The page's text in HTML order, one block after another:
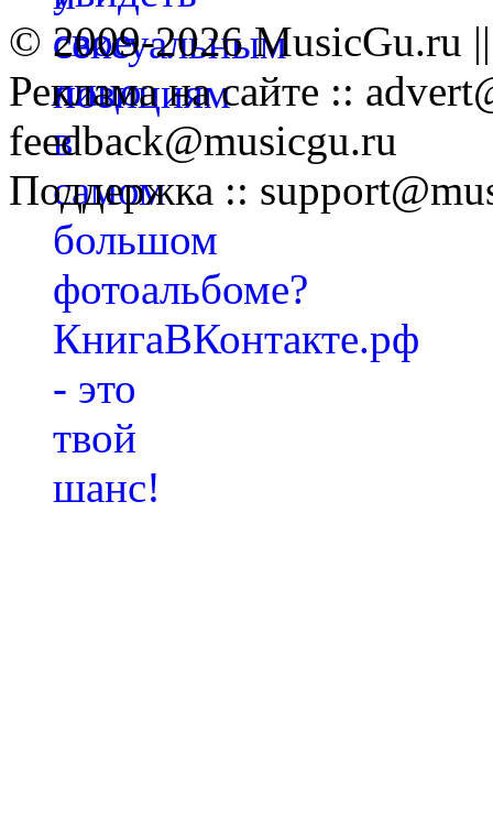
© 2009-2026 MusicGu.ru
Реклама на сайте ::
feedback@musicgu.ru
Поддержка ::